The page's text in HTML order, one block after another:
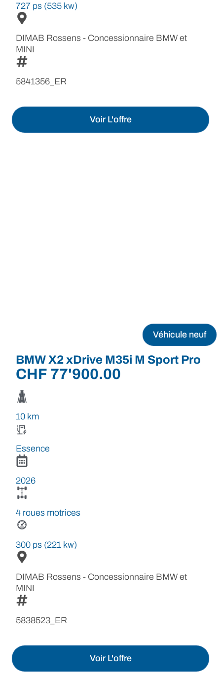
727 ps (535 kw)
DIMAB Rossens - Concessionnaire BMW et
MINI
5841356_ER
Voir L'offre
Véhicule neuf
BMW X2 xDrive M35i M Sport Pro
CHF 77'900.00
10 km
Essence
2026
4 roues motrices
300 ps (221 kw)
DIMAB Rossens - Concessionnaire BMW et
MINI
5838523_ER
Voir L'offre